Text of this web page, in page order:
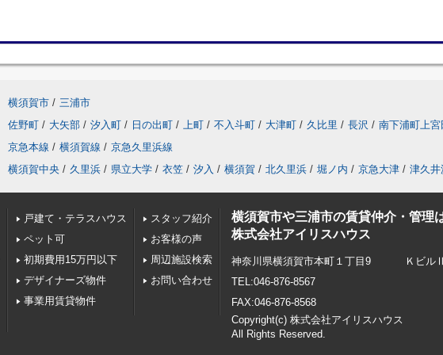
横須賀市 / 三浦市
佐野町 / 大矢部 / 汐入町 / 日の出町 / 上町 / 不入斗町 / 大津町 / 久比里 / 長沢 / 南下浦町上宮
京急本線 / 横須賀線 / 京急久里浜線
横須賀中央 / 久里浜 / 県立大学 / 衣笠 / 汐入 / 横須賀 / 北久里浜 / 堀ノ内 / 京急大津 / 津久井
戸建て・テラスハウス
ペット可
初期費用15万円以下
デザイナーズ物件
事業用賃貸物件
スタッフ紹介
お客様の声
周辺施設検索
お問い合わせ
横須賀市や三浦市の賃貸仲介・管理
株式会社アイリスハウス
神奈川県横須賀市本町１丁目9 Ｋビル
TEL:046-876-8567
FAX:046-876-8568
Copyright(c) 株式会社アイリスハウス
All Rights Reserved.